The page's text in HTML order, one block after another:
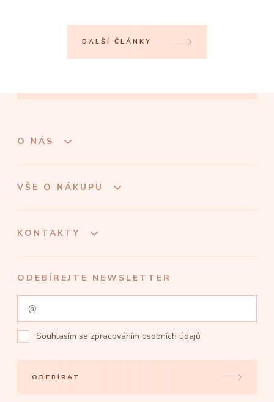
DALŠÍ ČLÁNKY
O NÁS
VŠE O NÁKUPU
KONTAKTY
ODEBÍREJTE NEWSLETTER
Souhlasím se zpracováním osobních údajů
ODEBÍRAT